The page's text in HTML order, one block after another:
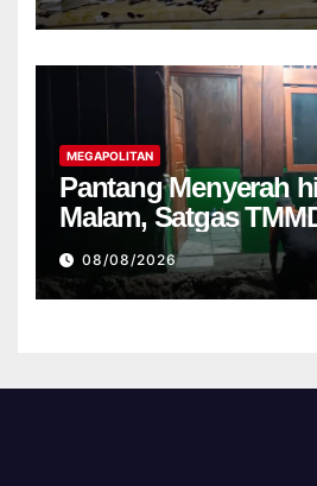
MEGAPOLITAN
Pantang Menyerah
Malam, Satgas
Kodim 1807 Sorsel
Finishing Rumah
Warga Kampung
08/08/2026